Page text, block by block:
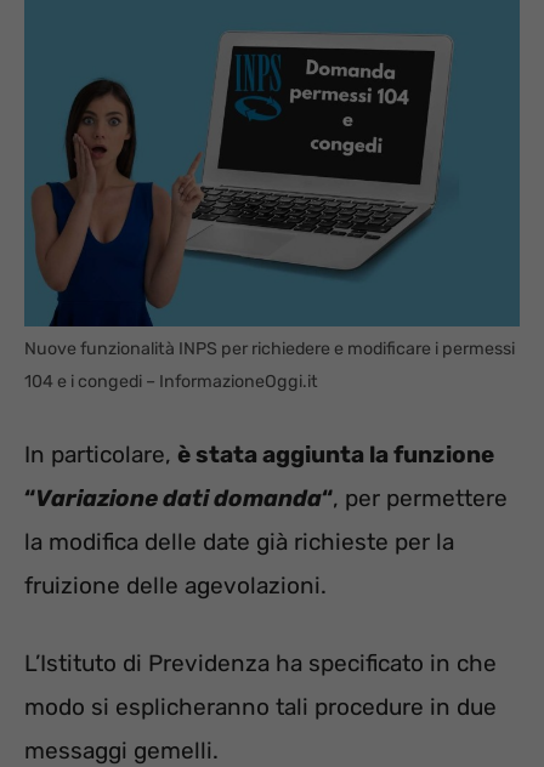
Nuove funzionalità INPS per richiedere e modificare i permessi
104 e i congedi – InformazioneOggi.it
In particolare, è stata aggiunta la funzione
“Variazione dati domanda“, per permettere
la modifica delle date già richieste per la
fruizione delle agevolazioni.
L’Istituto di Previdenza ha specificato in che
modo si esplicheranno tali procedure in due
messaggi gemelli.